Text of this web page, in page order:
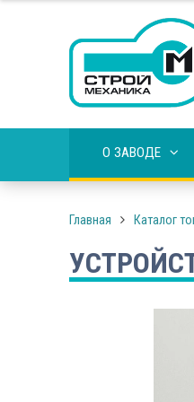
О ЗАВОДЕ
Главная Каталог